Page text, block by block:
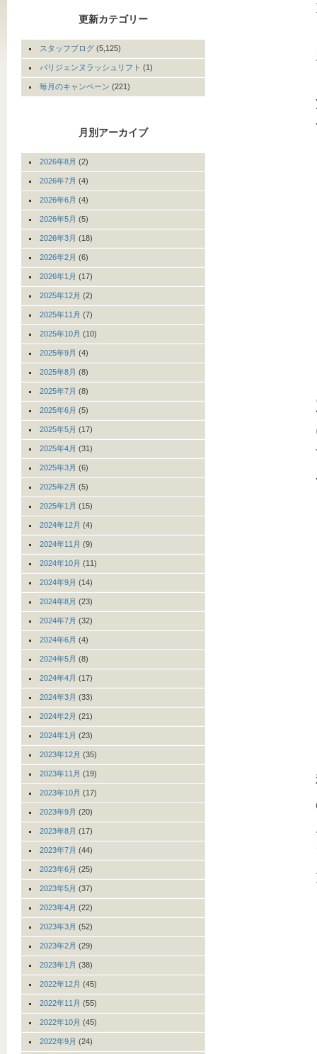
更新カテゴリー
スタッフブログ (5,125)
パリジェンヌラッシュリフト (1)
毎月のキャンペーン (221)
月別アーカイブ
2026年8月 (2)
2026年7月 (4)
2026年6月 (4)
2026年5月 (5)
2026年3月 (18)
2026年2月 (6)
2026年1月 (17)
2025年12月 (2)
2025年11月 (7)
2025年10月 (10)
2025年9月 (4)
2025年8月 (8)
2025年7月 (8)
2025年6月 (5)
2025年5月 (17)
2025年4月 (31)
2025年3月 (6)
2025年2月 (5)
2025年1月 (15)
2024年12月 (4)
2024年11月 (9)
2024年10月 (11)
2024年9月 (14)
2024年8月 (23)
2024年7月 (32)
2024年6月 (4)
2024年5月 (8)
2024年4月 (17)
2024年3月 (33)
2024年2月 (21)
2024年1月 (23)
2023年12月 (35)
2023年11月 (19)
2023年10月 (17)
2023年9月 (20)
2023年8月 (17)
2023年7月 (44)
2023年6月 (25)
2023年5月 (37)
2023年4月 (22)
2023年3月 (52)
2023年2月 (29)
2023年1月 (38)
2022年12月 (45)
2022年11月 (55)
2022年10月 (45)
2022年9月 (24)